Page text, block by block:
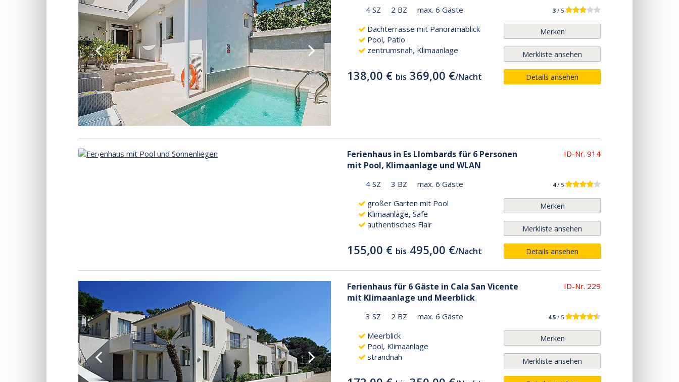
4 SZ 2 BZ max. 6 Gäste 3 / 5
Dachterrasse mit Panoramablick
Pool, Patio
zentrumsnah, Klimaanlage
138,00 € bis 369,00 €/Nacht
Merken
Merkliste ansehen
Details ansehen
Ferienhaus in Es Llombards für 6 Personen
mit Pool, Klimaanlage und WLAN
ID-Nr. 914
4 SZ 3 BZ max. 6 Gäste 4/ 5
großer Garten mit Pool
Klimaanlage, Safe
authentisches Flair
155,00 € bis 495,00 €/Nacht
Merken
Merkliste ansehen
Details ansehen
Ferienhaus für 6 Gäste in Cala San Vicente
mit Klimaanlage und Meerblick
ID-Nr. 229
3 SZ 2 BZ max. 6 Gäste 4.5 / 5
Meerblick
Pool, Klimaanlage
strandnah
Merken
Merkliste ansehen